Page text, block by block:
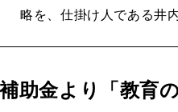
略を、仕掛け人である井
補助金より「教育の